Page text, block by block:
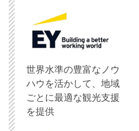
世界水準の豊富なノウ
ハウを活かして、地域
ごとに最適な観光支援
を提供